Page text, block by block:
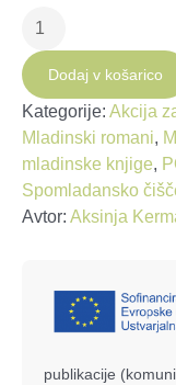
je
pojedel
sonce
količina
Dodaj v košarico
Kategorije: Akcija
Mladinski romani,
mladinske knjige,
Spomladansko
Avtor: Aksinja
publikacije